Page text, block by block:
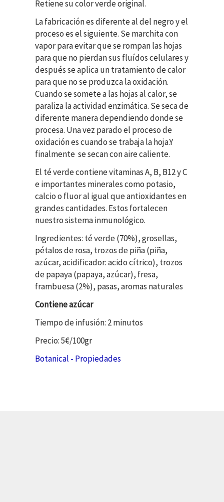
Retiene su color verde original.
La fabricación es diferente al del negro y el
proceso es el siguiente. Se marchita con
vapor para evitar que se rompan las hojas
para que no pierdan sus fluídos celulares y
después se aplica un tratamiento de calor
para que no se produzca la oxidación.
Cuando se somete a las hojas al calor, se
paraliza la actividad enzimática. Se seca de
diferente manera dependiendo donde se
procesa. Una vez parado el proceso de
oxidación es cuando se trabaja la hoja.Y
finalmente se secan con aire caliente.
El té verde contiene vitaminas A, B, B12 y C
e importantes minerales como potasio,
calcio o fluor al igual que antioxidantes en
grandes cantidades. Estos fortalecen
nuestro sistema inmunológico.
Ingredientes: té verde (70%), grosellas,
pétalos de rosa, trozos de piña (piña,
azúcar, acidificador: acido cítrico), trozos
de papaya (papaya, azúcar), fresa,
frambuesa (2%), pasas, aromas naturales
Contiene azúcar
Tiempo de infusión: 2 minutos
Precio: 5€/100gr
Botanical - Propiedades